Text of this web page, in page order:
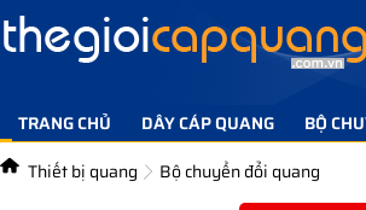
TRANG CHỦ DÂY CÁP QUANG BỘ
TIN TỨC GIẢI PHÁP
LIÊN HỆ
Thiết bị quang Bộ chuyển đổi quang